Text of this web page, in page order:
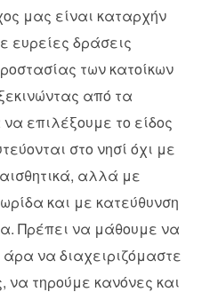
μας είναι καταρχήν
ευρείες δράσεις
των κατοίκων
από τα
επιλέξουμε το είδος
στο νησί όχι με
αλλά με
και με κατεύθυνση
Πρέπει να μάθουμε να
να διαχειριζόμαστε
τηρούμε κανόνες και